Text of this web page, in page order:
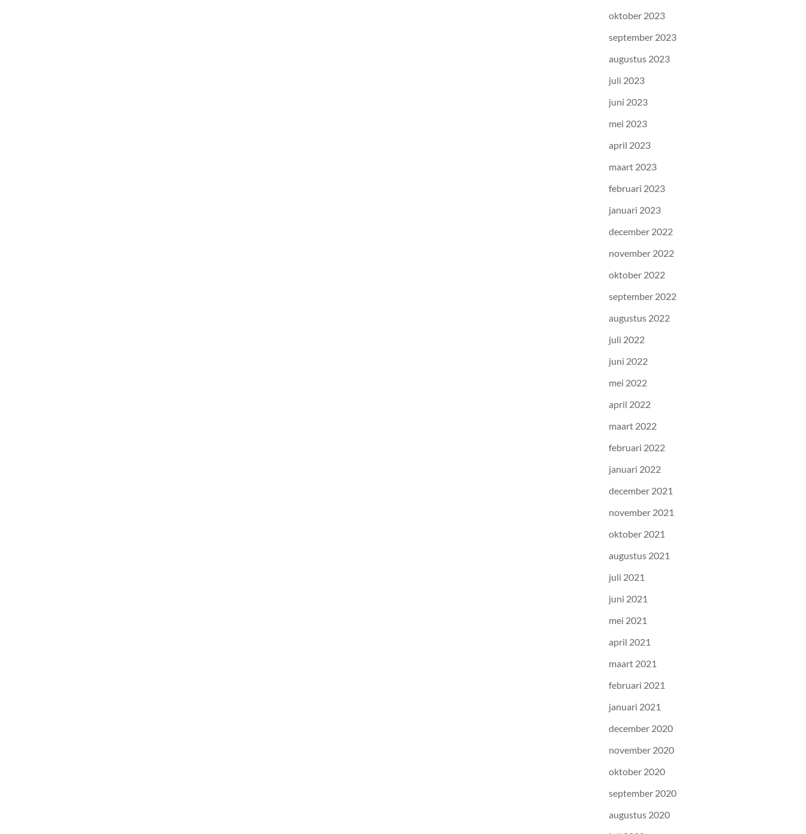
oktober 2023
september 2023
augustus 2023
juli 2023
juni 2023
mei 2023
april 2023
maart 2023
februari 2023
januari 2023
december 2022
november 2022
oktober 2022
september 2022
augustus 2022
juli 2022
juni 2022
mei 2022
april 2022
maart 2022
februari 2022
januari 2022
december 2021
november 2021
oktober 2021
augustus 2021
juli 2021
juni 2021
mei 2021
april 2021
maart 2021
februari 2021
januari 2021
december 2020
november 2020
oktober 2020
september 2020
augustus 2020